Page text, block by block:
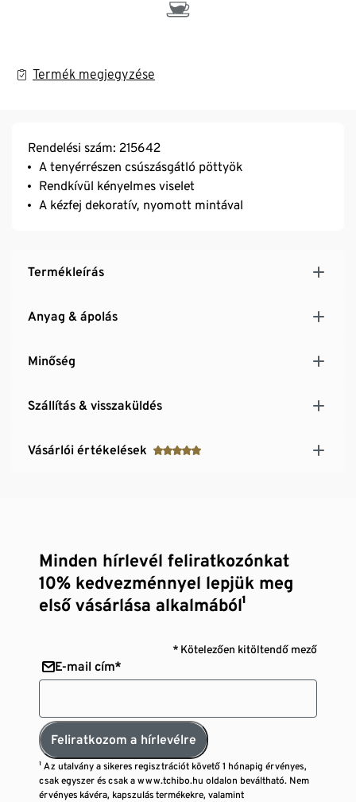
Termék megjegyzése
Rendelési szám: 215642
A tenyérrészen csúszásgátló pöttyök
Rendkívül kényelmes viselet
A kézfej dekoratív, nyomott mintával
Termékleírás
Anyag & ápolás
Minőség
Szállítás & visszaküldés
Vásárlói értékelések
Minden hírlevél feliratkozónkat
10% kedvezménnyel lepjük meg
első vásárlása alkalmából¹
* Kötelezően kitöltendő mező
E-mail cím*
Feliratkozom a hírlevélre
¹ Az utalvány a sikeres regisztrációt követő 1 hónapig érvényes,
csak egyszer és csak a www.tchibo.hu oldalon beváltható. Nem
érvényes kávéra, kapszulás termékekre, valamint